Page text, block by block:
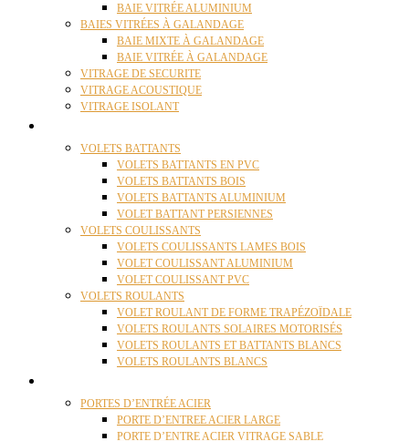
BAIE VITRÉE ALUMINIUM
BAIES VITRÉES À GALANDAGE
BAIE MIXTE À GALANDAGE
BAIE VITRÉE À GALANDAGE
VITRAGE DE SECURITE
VITRAGE ACOUSTIQUE
VITRAGE ISOLANT
VOLETS BATTANTS
VOLETS BATTANTS EN PVC
VOLETS BATTANTS BOIS
VOLETS BATTANTS ALUMINIUM
VOLET BATTANT PERSIENNES
VOLETS COULISSANTS
VOLETS COULISSANTS LAMES BOIS
VOLET COULISSANT ALUMINIUM
VOLET COULISSANT PVC
VOLETS ROULANTS
VOLET ROULANT DE FORME TRAPÉZOÏDALE
VOLETS ROULANTS SOLAIRES MOTORISÉS
VOLETS ROULANTS ET BATTANTS BLANCS
VOLETS ROULANTS BLANCS
PORTES D’ENTRÉE ACIER
PORTE D’ENTREE ACIER LARGE
PORTE D’ENTRE ACIER VITRAGE SABLE